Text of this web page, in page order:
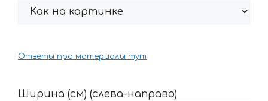
Ответы про материалы тут
Ширина (см) (слева-направо)